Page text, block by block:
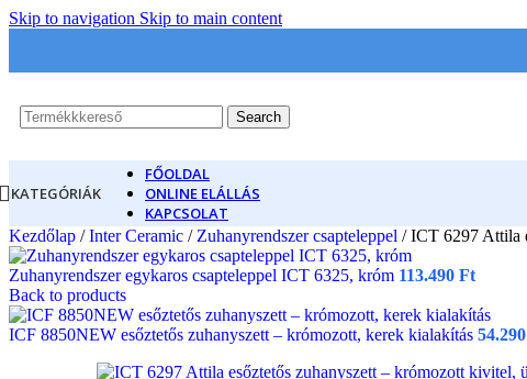
Skip to navigation Skip to main content
Search
KATEGÓRIÁK
FŐOLDAL
ONLINE ELÁLLÁS
KAPCSOLAT
Kezdőlap / Inter Ceramic / Zuhanyrendszer csapteleppel / ICT 6297 Attila
Zuhanyrendszer egykaros csapteleppel ICT 6325, króm 113.490 Ft
Back to products
ICF 8850NEW esőztetős zuhanyszett – krómozott, kerek kialakítás 54.290